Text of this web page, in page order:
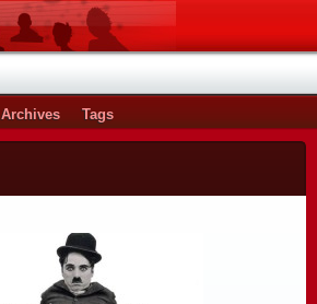
Archives Tags